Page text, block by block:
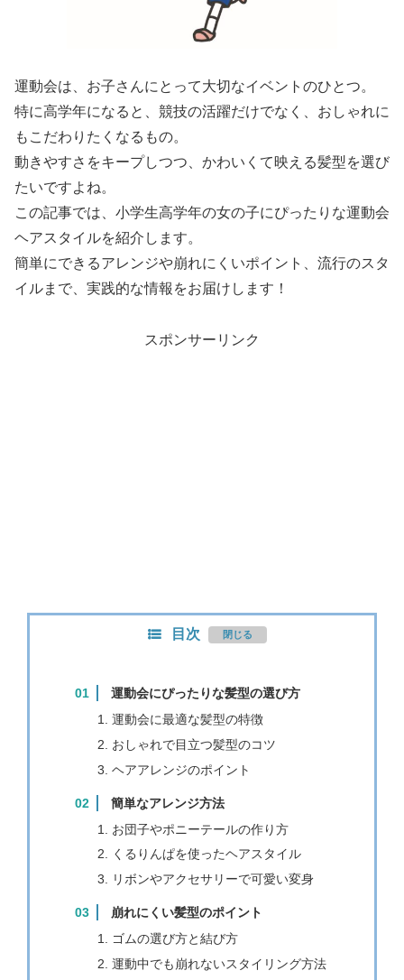
運動会は、お子さんにとって大切なイベントのひとつ。
特に高学年になると、競技の活躍だけでなく、おしゃれに
もこだわりたくなるもの。
動きやすさをキープしつつ、かわいくて映える髪型を選び
たいですよね。
この記事では、小学生高学年の女の子にぴったりな運動会
ヘアスタイルを紹介します。
簡単にできるアレンジや崩れにくいポイント、流行のスタ
イルまで、実践的な情報をお届けします！
スポンサーリンク
目次
運動会にぴったりな髪型の選び方
運動会に最適な髪型の特徴
おしゃれで目立つ髪型のコツ
ヘアアレンジのポイント
簡単なアレンジ方法
お団子やポニーテールの作り方
くるりんぱを使ったヘアスタイル
リボンやアクセサリーで可愛い変身
崩れにくい髪型のポイント
ゴムの選び方と結び方
運動中でも崩れないスタイリング方法